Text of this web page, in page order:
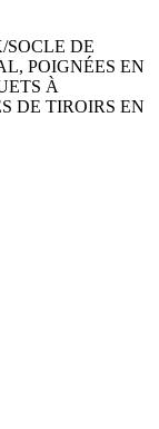
SOCLE DE
POIGNÉES EN
À
DE TIROIRS EN